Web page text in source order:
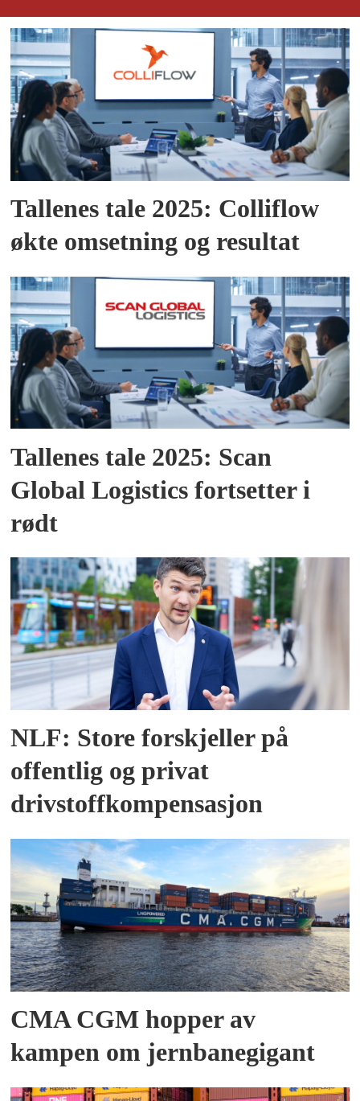
Tallenes tale 2025: Colliflow
økte omsetning og resultat
Tallenes tale 2025: Scan
Global Logistics fortsetter i
rødt
NLF: Store forskjeller på
offentlig og privat
drivstoffkompensasjon
CMA CGM hopper av
kampen om jernbanegigant